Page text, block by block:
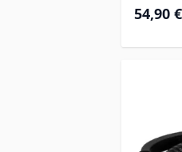
Prix
54,90 €